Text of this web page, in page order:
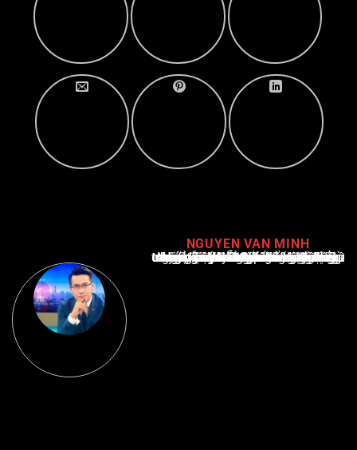
NGUYEN VAN MINH
Nguyễn Văn Minh là một trong những chuyên gia hàng đầu về báo cáo tin tức thể thao tại Việt Nam, với hơn 10 năm hoạt động trong ngành. Ông có kiến thức sâu rộng và kinh nghiệm đáng kể trong việc phân tích và báo cáo về các sự kiện thể thao hàng đầu. Sự hiểu biết sâu sắc của ông về ngành này đã giúp ông xây dựng uy tín và danh tiếng trong cộng đồng báo chí thể thao.